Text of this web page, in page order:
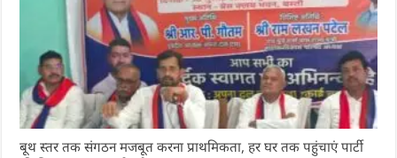
बूथ स्तर तक संगठन मजबूत करना प्राथमिकता, हर घर तक पहुंचाएं पार्टी